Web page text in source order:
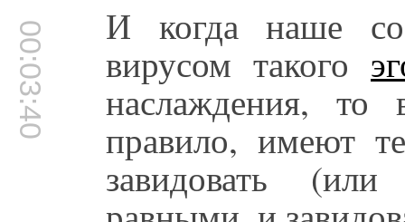
00:03:40 И когда наше
вирусом такого
наслаждения, то
правило, имеют
завидовать